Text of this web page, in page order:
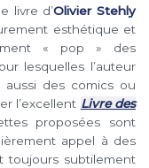
livre d’Olivier Stehly
esthétique et
« pop » des
lesquelles l’auteur
aussi des comics ou
l’excellent Livre des
proposées sont
appel à des
toujours subtilement